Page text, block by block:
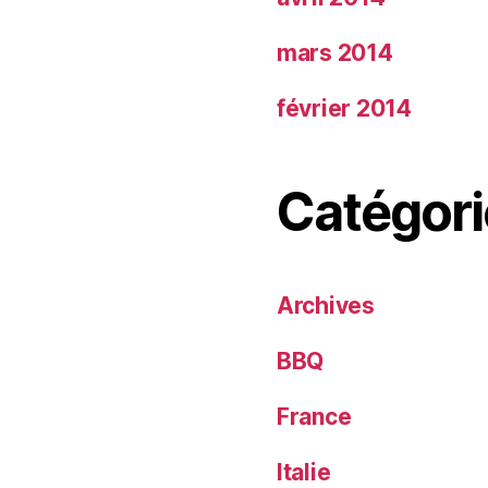
mars 2014
février 2014
Archives
BBQ
France
Italie